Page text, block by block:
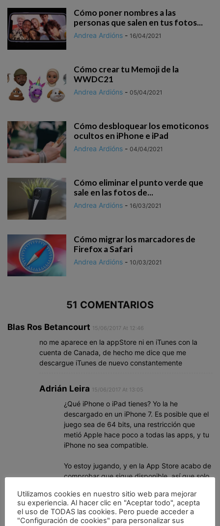
Cómo poner nombres a las
personas que salen en tus fotos...
Andrea Ardións - 16/04/2021
Cómo crear tu Memoji de la
WWDC21
Andrea Ardións - 05/04/2021
Cómo desbloquear los emoticonos
ocultos en iPhone e iPad
Andrea Ardións - 04/04/2021
Cómo eliminar el punto verde que
sale en las fotos de...
Andrea Ardións - 16/03/2021
Cómo migrar los marcadores de
Firefox a Safari
Andrea Ardións - 10/03/2021
51 COMENTARIOS
Blas Ros Betancourt 15/06/2017 At 12:46
no me aparece en la appStore ni en iTunes con la
cuenta de Canada, de hecho me dice que me
descargue iTunes de nuevo constantemente
Adrián Leira 15/06/2017 At 13:05
¿Qué iPhone o iPad tienes? Yo la he
descargado en un iPhone 7. Es posible que el
juego sea de 64 bits, una restricción que
metió Apple hace poco a todas las apps, y tu
iPhone no sea compatible.
Yo estoy jugando, y en la App Store acabo de
comprobar que sigue disponible, así que solo
Blas Ros Betancourt 15/06/2017 At 13:13
Utilizamos cookies en nuestro sitio web para mejorar
su experiencia. Al hacer clic en "Aceptar todo", acepta
el uso de TODAS las cookies. Pero puede acceder a
"Configuración de cookies" para personalizar sus